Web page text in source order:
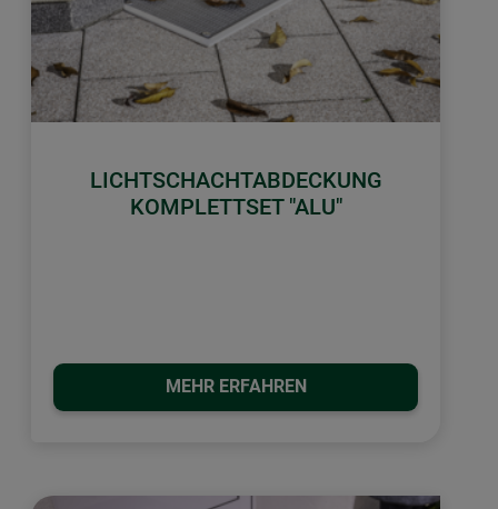
LICHTSCHACHTABDECKUNG
KOMPLETTSET "ALU"
MEHR ERFAHREN